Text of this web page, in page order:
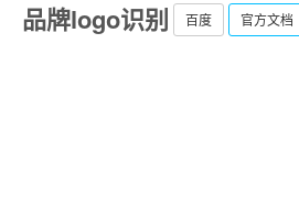
品牌logo识别 百度 官方文档